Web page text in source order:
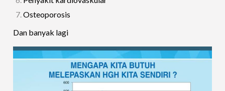
Osteoporosis
Dan banyak lagi